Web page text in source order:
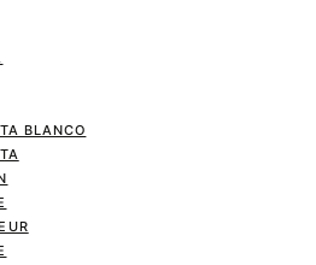
BLANCO